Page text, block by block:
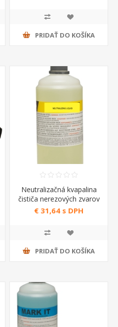
PRIDAŤ DO KOŠÍKA
Neutralizačná kvapalina
čističa nerezových zvarov
1 lt
€ 31,64 s DPH
PRIDAŤ DO KOŠÍKA